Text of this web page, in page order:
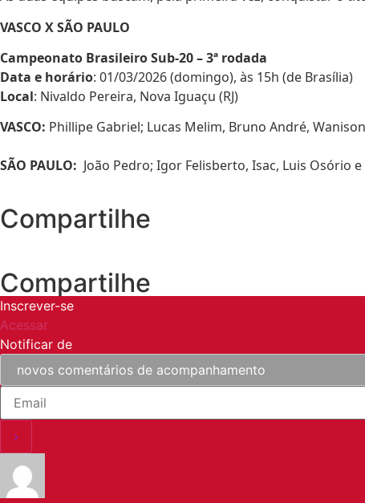
VASCO X SÃO PAULO
Campeonato Brasileiro Sub-20 – 3ª rodada
Data e horário: 01/03/2026 (domingo), às 15h (de Brasília)
Local: Nivaldo Pereira, Nova Iguaçu (RJ)
VASCO: Phillipe Gabriel; Lucas Melim, Bruno André,
SÃO PAULO: João Pedro; Igor Felisberto, Isac, Luis Osório
Compartilhe
Compartilhe
Inscrever-se
Acessar
Notificar de